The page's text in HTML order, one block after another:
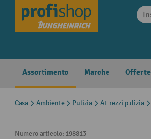
Skip to main navigation
Assortimento Marche Offerte
Casa Ambiente Pulizia Attrezzi pulizia
Numero articolo: 198813